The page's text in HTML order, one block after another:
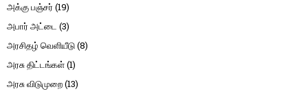
அக்கு பஞ்சர் (19)
அபார் அட்டை (3)
அரசிதழ் வெளியீடு(8)
அரசு திட்டங்கள்(1)
அரசு விடுமுறை(13)